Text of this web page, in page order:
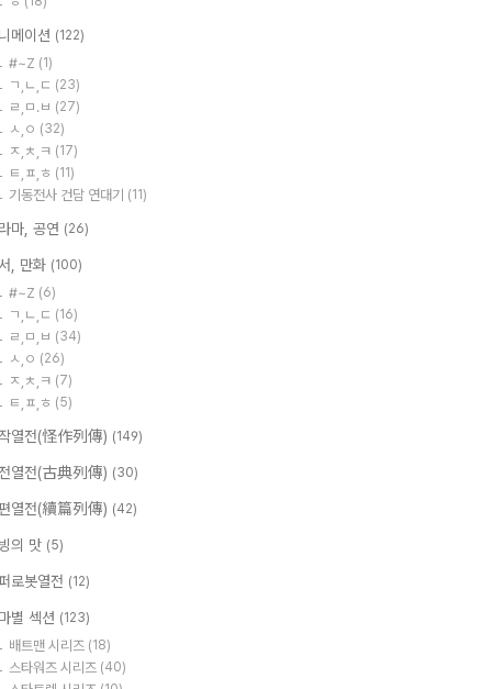
메이션 (122)
#~Z (1)
ㄱ,ㄴ,ㄷ (23)
ㄹ,ㅁ.ㅂ (27)
ㅅ,ㅇ (32)
ㅈ,ㅊ,ㅋ (17)
ㅌ,ㅍ,ㅎ (11)
기동전사 건담 연대기 (11)
마, 공연 (26)
, 만화 (100)
#~Z (6)
ㄱ,ㄴ,ㄷ (16)
ㄹ,ㅁ,ㅂ (34)
ㅅ,ㅇ (26)
ㅈ,ㅊ,ㅋ (7)
ㅌ,ㅍ,ㅎ (5)
열전(怪作列傳) (149)
열전(古典列傳) (30)
열전(續篇列傳) (42)
의 맛 (5)
로봇열전 (12)
별 섹션 (123)
배트맨 시리즈 (18)
스타워즈 시리즈 (40)